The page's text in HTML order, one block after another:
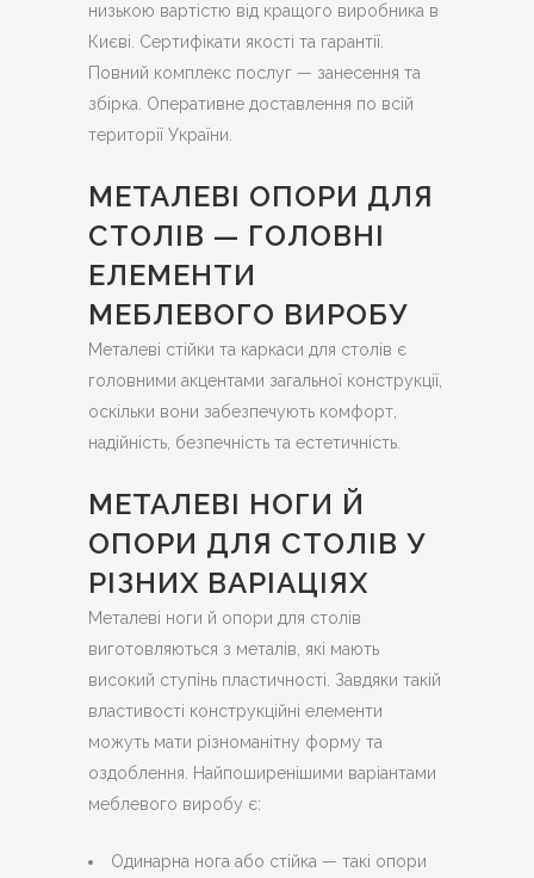
низькою вартістю від кращого виробника в
Києві. Сертифікати якості та гарантії.
Повний комплекс послуг — занесення та
збірка. Оперативне доставлення по всій
території України.
МЕТАЛЕВІ ОПОРИ ДЛЯ
СТОЛІВ — ГОЛОВНІ
ЕЛЕМЕНТИ
МЕБЛЕВОГО ВИРОБУ
Металеві стійки та каркаси для столів є
головними акцентами загальної конструкції,
оскільки вони забезпечують комфорт,
надійність, безпечність та естетичність.
МЕТАЛЕВІ НОГИ Й
ОПОРИ ДЛЯ СТОЛІВ У
РІЗНИХ ВАРІАЦІЯХ
Металеві ноги й опори для столів
виготовляються з металів, які мають
високий ступінь пластичності. Завдяки такій
властивості конструкційні елементи
можуть мати різноманітну форму та
оздоблення. Найпоширенішими варіантами
меблевого виробу є:
Одинарна нога або стійка — такі опори